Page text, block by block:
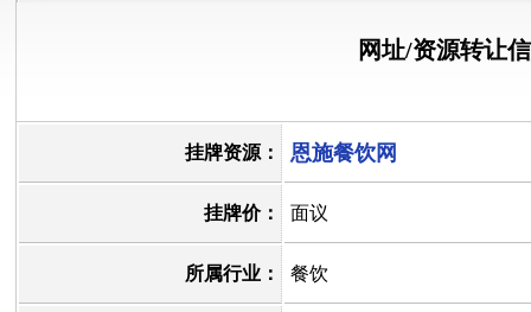
网址/资源转让
挂牌资源： 恩施餐饮网
挂牌价： 面议
所属行业： 餐饮